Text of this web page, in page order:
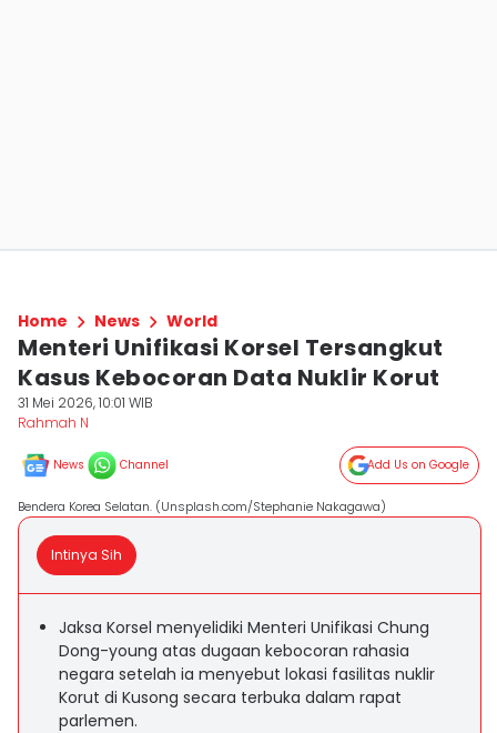
Home News World
Menteri Unifikasi Korsel Tersangkut
Kasus Kebocoran Data Nuklir Korut
31 Mei 2026, 10:01 WIB
Rahmah N
News Channel Add Us on Google
Bendera Korea Selatan. (Unsplash.com/Stephanie Nakagawa)
Intinya Sih
Jaksa Korsel menyelidiki Menteri Unifikasi Chung
Dong-young atas dugaan kebocoran rahasia
negara setelah ia menyebut lokasi fasilitas nuklir
Korut di Kusong secara terbuka dalam rapat
parlemen.